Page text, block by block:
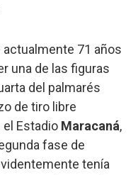
71 años
una de las figuras
del palmarés
de tiro libre
Estadio Maracaná,
fase de
tenía